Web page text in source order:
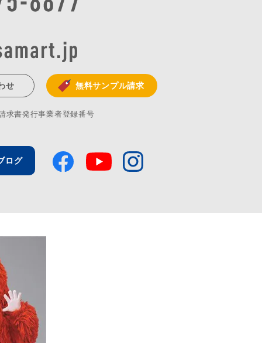
せ 無料サンプル請求
求書発行事業者登録番号
ログ